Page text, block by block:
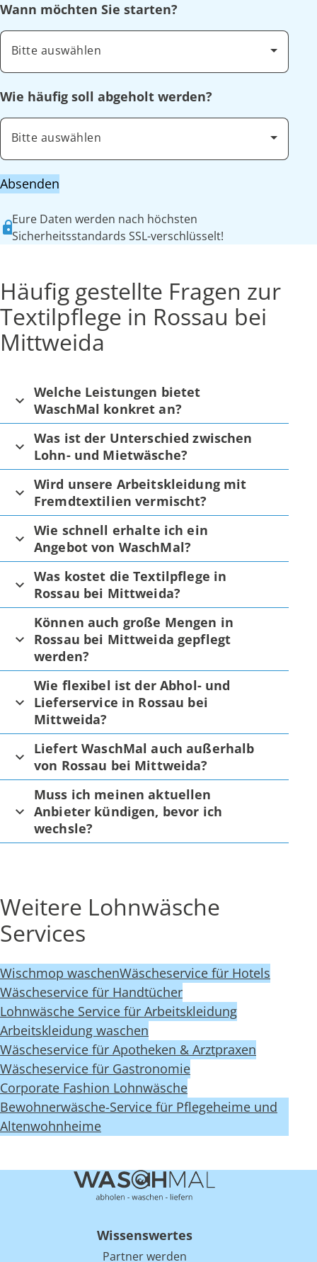
Wann möchten Sie starten?
Bitte auswählen
Wie häufig soll abgeholt werden?
Bitte auswählen
Absenden
Eure Daten werden nach höchsten
Sicherheitsstandards SSL-verschlüsselt!
Häufig gestellte Fragen zur
Textilpflege in Rossau bei
Mittweida
Welche Leistungen bietet
WaschMal konkret an?
Was ist der Unterschied zwischen
Lohn- und Mietwäsche?
Wird unsere Arbeitskleidung mit
Fremdtextilien vermischt?
Wie schnell erhalte ich ein
Angebot von WaschMal?
Was kostet die Textilpflege in
Rossau bei Mittweida?
Können auch große Mengen in
Rossau bei Mittweida gepflegt
werden?
Wie flexibel ist der Abhol- und
Lieferservice in Rossau bei
Mittweida?
Liefert WaschMal auch außerhalb
von Rossau bei Mittweida?
Muss ich meinen aktuellen
Anbieter kündigen, bevor ich
wechsle?
Weitere Lohnwäsche
Services
Wischmop waschenWäscheservice für Hotels
Wäscheservice für Handtücher
Lohnwäsche Service für Arbeitskleidung
Arbeitskleidung waschen
Wäscheservice für Apotheken & Arztpraxen
Wäscheservice für Gastronomie
Corporate Fashion Lohnwäsche
Bewohnerwäsche-Service für Pflegeheime und
Altenwohnheime
Wissenswertes
Partner werden